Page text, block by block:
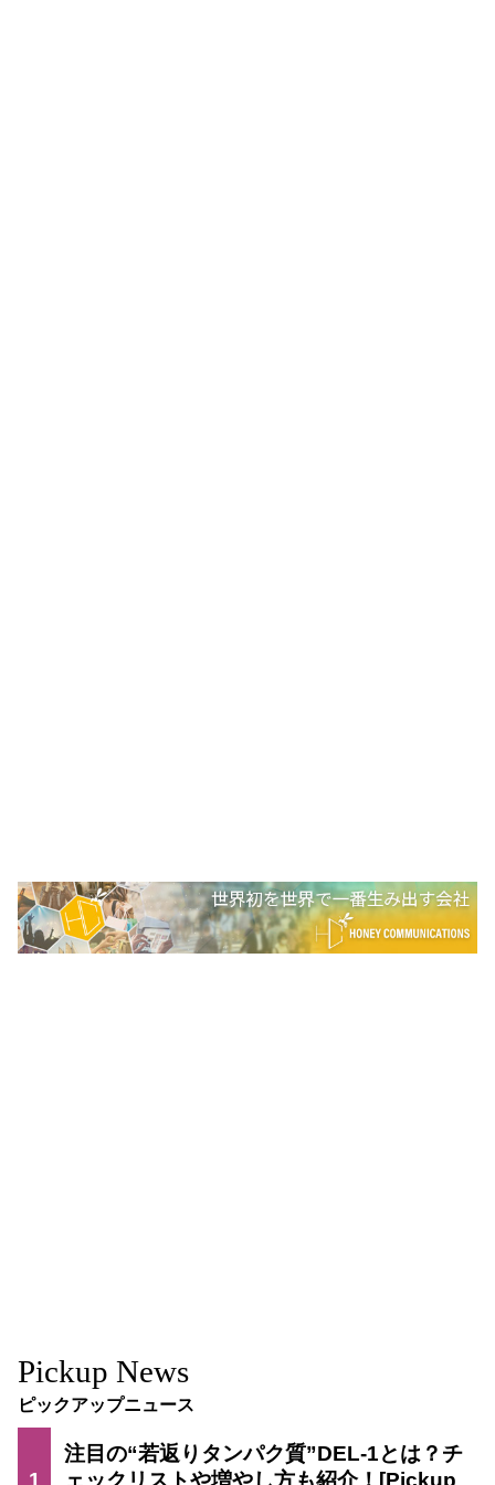
Pickup News
ピックアップニュース
1
注目の“若返りタンパク質”DEL-1とは？チ
ェックリストや増やし方も紹介！